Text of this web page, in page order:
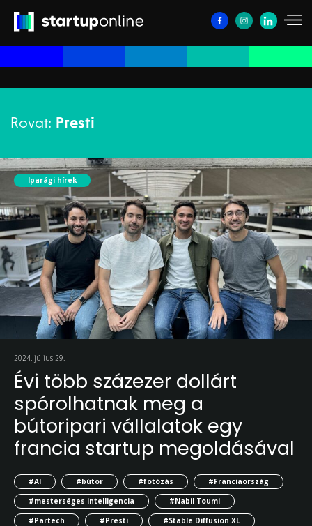
Rovat: Presti
Iparági hírek
2024. július 29.
Évi több százezer dollárt
spórolhatnak meg a
bútoripari vállalatok egy
francia startup megoldásával
#AI #bútor #fotózás
#Franciaország
#mesterséges intelligencia
#Nabil Toumi
#Partech
#Presti
#Stable Diffusion XL